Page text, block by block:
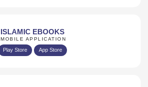
ISLAMIC EBOOKS
MOBILE APPLICATION
Play Store App Store